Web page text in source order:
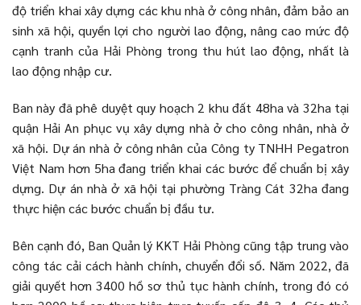
độ triển khai xây dựng các khu nhà ở công nhân, đảm bảo an
sinh xã hội, quyền lợi cho người lao động, nâng cao mức độ
cạnh tranh của Hải Phòng trong thu hút lao động, nhất là
lao động nhập cư.
Ban này đã phê duyệt quy hoạch 2 khu đất 48ha và 32ha tại
quận Hải An phục vụ xây dựng nhà ở cho công nhân, nhà ở
xã hội. Dự án nhà ở công nhân của Công ty TNHH Pegatron
Việt Nam hơn 5ha đang triển khai các bước để chuẩn bị xây
dựng. Dự án nhà ở xã hội tại phường Tràng Cát 32ha đang
thực hiện các bước chuẩn bị đầu tư.
Bên cạnh đó, Ban Quản lý KKT Hải Phòng cũng tập trung vào
công tác cải cách hành chính, chuyển đổi số. Năm 2022, đã
giải quyết hơn 3400 hồ sơ thủ tục hành chính, trong đó có